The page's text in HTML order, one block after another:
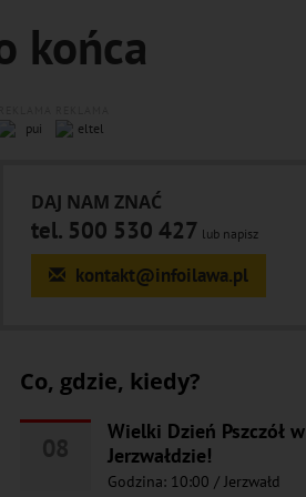
końca
DAJ NAM ZNAĆ
tel. 500 530 427 lub napisz
kontakt@infoilawa.pl
Co, gdzie, kiedy?
Wielki Dzień Pszczół w
Jerzwałdzie!
Godzina: 10:00 / Jerzwałd